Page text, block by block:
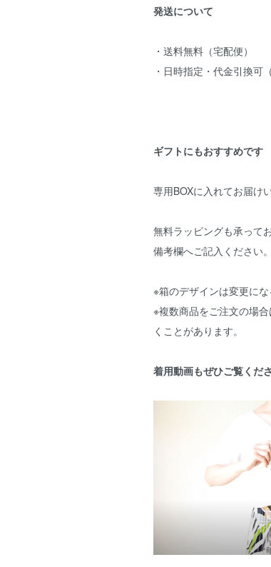
発送について
・送料無料（宅配便）
・日時指定・代金引換可
ギフトにもおすすめです
専用BOXに入れてお届け
無料ラッピングも承って
備考欄へご記入ください。
※箱のデザインは変更にな
※複数商品をご注文の場
くことがあります。
着用動画もぜひご覧くださ